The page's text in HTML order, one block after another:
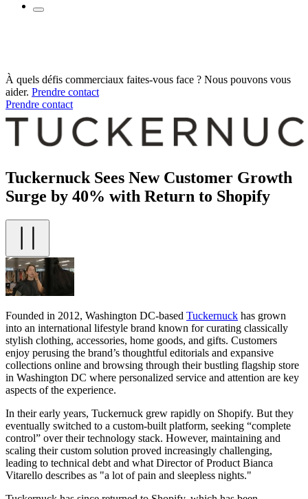
À quels défis commerciaux faites-vous face ? Nous pouvons vous
aider. Prendre contact
Prendre contact
Tuckernuck Sees New Customer Growth
Surge by 40% with Return to Shopify
Founded in 2012, Washington DC-based Tuckernuck has grown
into an international lifestyle brand known for curating classically
stylish clothing, accessories, home goods, and gifts. Customers
enjoy perusing the brand’s thoughtful editorials and expansive
collections online and browsing through their bustling flagship store
in Washington DC where personalized service and attention are key
aspects of the experience.
In their early years, Tuckernuck grew rapidly on Shopify. But they
eventually switched to a custom-built platform, seeking “complete
control” over their technology stack. However, maintaining and
scaling their custom solution proved increasingly challenging,
leading to technical debt and what Director of Product Bianca
Vitarello describes as "a lot of pain and sleepless nights."